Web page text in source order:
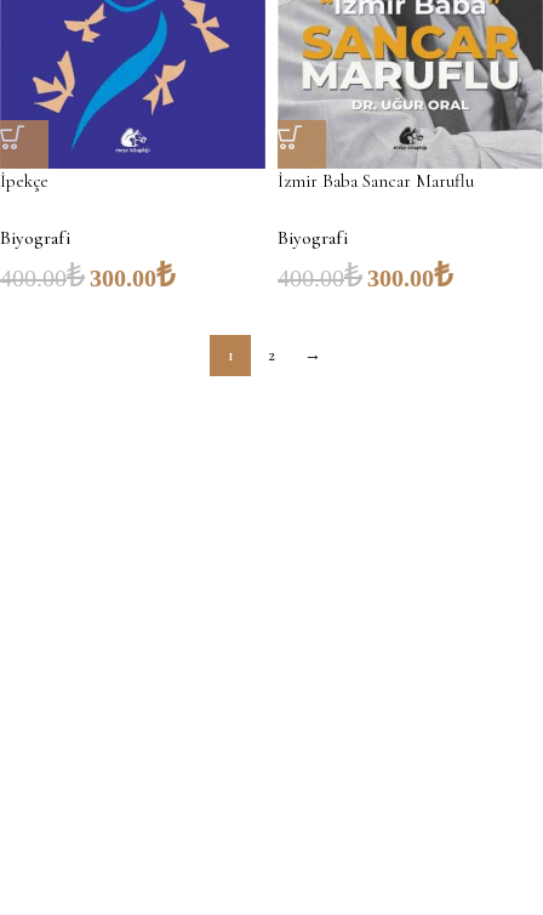
İpekçe
Biyografi
400.00₺300.00₺
İzmir Baba Sancar Maruflu
Biyografi
400.00₺300.00₺
1 2 →